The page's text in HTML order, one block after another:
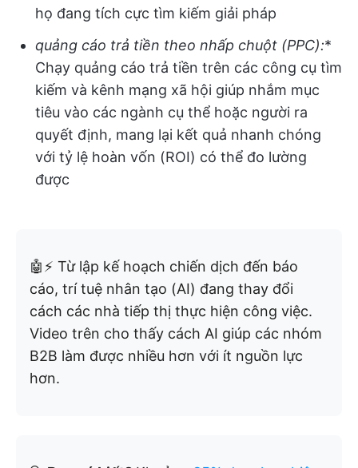
họ đang tích cực tìm kiếm giải pháp
quảng cáo trả tiền theo nhấp chuột (PPC):*
Chạy quảng cáo trả tiền trên các công cụ tìm
kiếm và kênh mạng xã hội giúp nhắm mục
tiêu vào các ngành cụ thể hoặc người ra
quyết định, mang lại kết quả nhanh chóng
với tỷ lệ hoàn vốn (ROI) có thể đo lường
được
🤖⚡ Từ lập kế hoạch chiến dịch đến báo
cáo, trí tuệ nhân tạo (AI) đang thay đổi
cách các nhà tiếp thị thực hiện công việc.
Video trên cho thấy cách AI giúp các nhóm
B2B làm được nhiều hơn với ít nguồn lực
hơn.